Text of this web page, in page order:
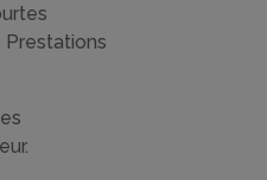
Prestations